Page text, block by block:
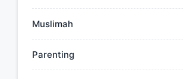
Muslimah
Parenting